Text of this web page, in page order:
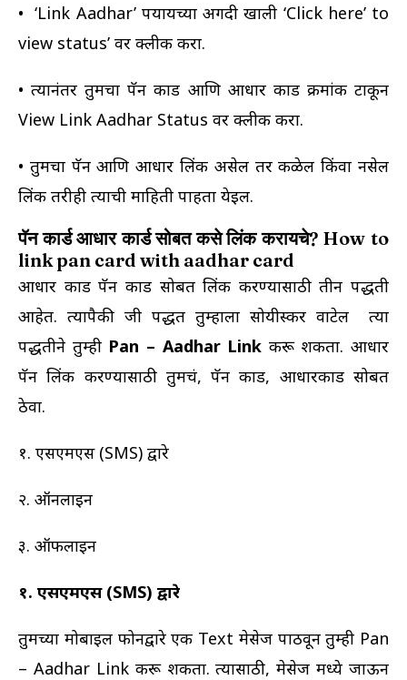
• ‘Link Aadhar’ पर्यायच्या अगदी खाली ‘Click here’ to
view status’ वर क्लीक करा.
• त्यानंतर तुमचा पॅन कार्ड आणि आधार कार्ड क्रमांक टाकून
View Link Aadhar Status वर क्लीक करा.
• तुमचा पॅन आणि आधार लिंक असेल तर कळेल किंवा नसेल
लिंक तरीही त्याची माहिती पाहता येईल.
पॅन कार्ड आधार कार्ड सोबत कसे लिंक करायचे? How to
link pan card with aadhar card
आधार कार्ड पॅन कार्ड सोबत लिंक करण्यासाठी तीन पद्धती
आहेत. त्यापैकी जी पद्धत तुम्हाला सोयीस्कर वाटेल त्या
पद्धतीने तुम्ही Pan – Aadhar Link करू शकता. आधार
पॅन लिंक करण्यासाठी तुमचं, पॅन कार्ड, आधारकार्ड सोबत
ठेवा.
१. एसएमएस (SMS) द्वारे
२. ऑनलाईन
३. ऑफलाईन
१. एसएमएस (SMS) द्वारे
तुमच्या मोबाईल फोनद्वारे एक Text मेसेज पाठवून तुम्ही Pan
– Aadhar Link करू शकता. त्यासाठी, मेसेज मध्ये जाऊन